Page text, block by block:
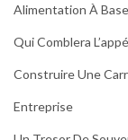
Alimentation À
Qui Comblera
Construire Une
Entreprise